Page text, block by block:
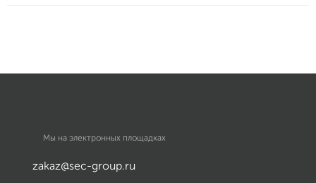
Мы на электронных площадках
zakaz@sec-group.ru